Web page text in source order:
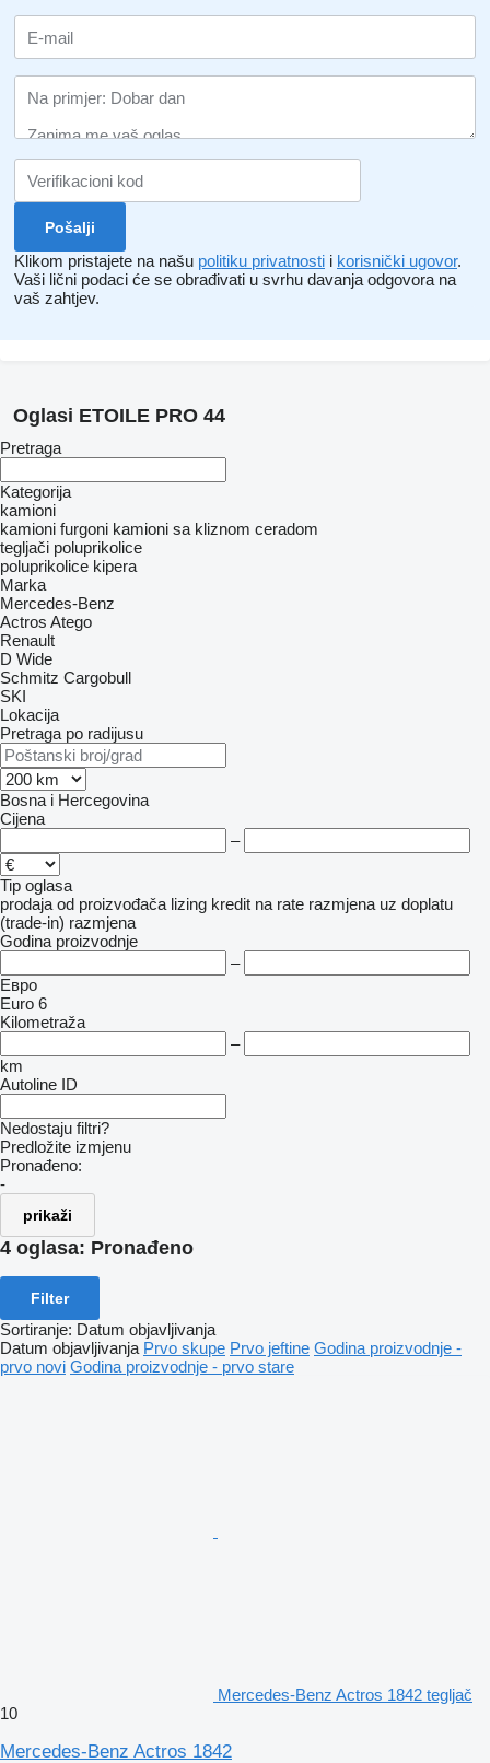
Klikom pristajete na našu politiku privatnosti i korisnički ugovor.
Vaši lični podaci će se obrađivati ​​u svrhu davanja odgovora na
vaš zahtjev.
Oglasi ETOILE PRO 44
Pretraga
Kategorija
kamioni
kamioni furgoni kamioni sa kliznom ceradom
tegljači poluprikolice
poluprikolice kipera
Marka
Mercedes-Benz
Actros Atego
Renault
D Wide
Schmitz Cargobull
SKI
Lokacija
Pretraga po radijusu
Bosna i Hercegovina
Cijena
–
Tip oglasa
prodaja od proizvođača lizing kredit na rate razmjena uz doplatu
(trade-in) razmjena
Godina proizvodnje
–
Евро
Euro 6
Kilometraža
–
km
Autoline ID
Nedostaju filtri?
Predložite izmjenu
Pronađeno:
-
prikaži
4 oglasa: Pronađeno
Filter
Sortiranje: Datum objavljivanja
Datum objavljivanja Prvo skupe Prvo jeftine Godina proizvodnje -
prvo novi Godina proizvodnje - prvo stare
Mercedes-Benz Actros 1842 tegljač
10
Mercedes-Benz Actros 1842